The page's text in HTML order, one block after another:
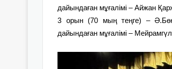
дайындаған мұғалімі – Айжан
3 орын (70 мың теңге) –
дайындаған мұғалімі –